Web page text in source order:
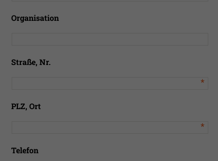
Organisation
Straße, Nr.
*
PLZ, Ort
*
Telefon